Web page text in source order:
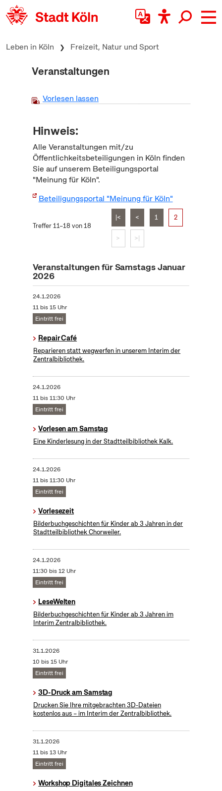
zum Inhalt springen
Leben in Köln Freizeit, Natur und Sport
Veranstaltungen
Vorlesen lassen
Hinweis:
Alle Veranstaltungen mit/zu
Öffentlichkeitsbeteiligungen in Köln finden
Sie auf unserem Beteiligungsportal
"Meinung für Köln".
Beteiligungsportal "Meinung für Köln"
Treffer 11–18 von 18
|< < 1 2
> >|
Veranstaltungen für Samstags Januar
2026
24.1.2026
11 bis 15 Uhr
Eintritt frei
Repair Café
Reparieren statt wegwerfen in unserem Interim der
Zentralbibliothek.
24.1.2026
11 bis 11:30 Uhr
Eintritt frei
Vorlesen am Samstag
Eine Kinderlesung in der Stadtteilbibliothek Kalk.
24.1.2026
11 bis 11:30 Uhr
Eintritt frei
Vorlesezeit
Bilderbuchgeschichten für Kinder ab 3 Jahren in der
Stadtteilbibliothek Chorweiler.
24.1.2026
11:30 bis 12 Uhr
Eintritt frei
LeseWelten
Bilderbuchgeschichten für Kinder ab 3 Jahren im
Interim Zentralbibliothek.
31.1.2026
10 bis 15 Uhr
Eintritt frei
3D-Druck am Samstag
Drucken Sie Ihre mitgebrachten 3D-Dateien
kostenlos aus – im Interim der Zentralbibliothek.
31.1.2026
11 bis 13 Uhr
Eintritt frei
Workshop Digitales Zeichnen